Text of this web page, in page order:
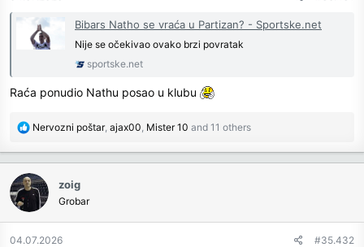
Bibars Natho se vraća u Partizan? - Sportske.net
Nije se očekivao ovako brzi povratak
sportske.net
Raća ponudio Nathu posao u klubu
R
a
c
t
n
Nervozni poštar, ajax00 Mister 10 and 11 others
zoig
Grobar
04.07.2026 #35.432